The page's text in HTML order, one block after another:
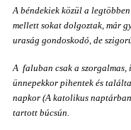
A béndekiek közül a
mellett sokat dolgoztak, már
uraság gondoskodó, de
A faluban csak a szorgalmas,
ünnepekkor pihentek és
napkor (A katolikus naptárban
tartott búcsún.